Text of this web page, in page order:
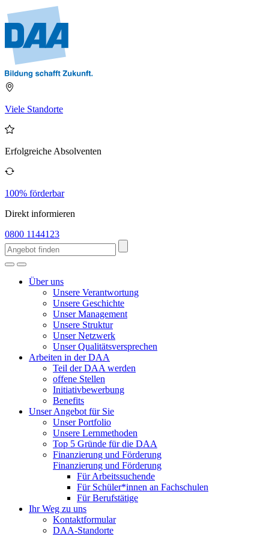
Viele Standorte
Erfolgreiche Absolventen
100% förderbar
Direkt informieren
0800 1144123
Über uns
Unsere Verantwortung
Unsere Geschichte
Unser Management
Unsere Struktur
Unser Netzwerk
Unser Qualitätsversprechen
Arbeiten in der DAA
Teil der DAA werden
offene Stellen
Initiativbewerbung
Benefits
Unser Angebot für Sie
Unser Portfolio
Unsere Lernmethoden
Top 5 Gründe für die DAA
Finanzierung und Förderung
Finanzierung und Förderung
Für Arbeitssuchende
Für Schüler*innen an Fachschulen
Für Berufstätige
Ihr Weg zu uns
Kontaktformular
DAA-Standorte